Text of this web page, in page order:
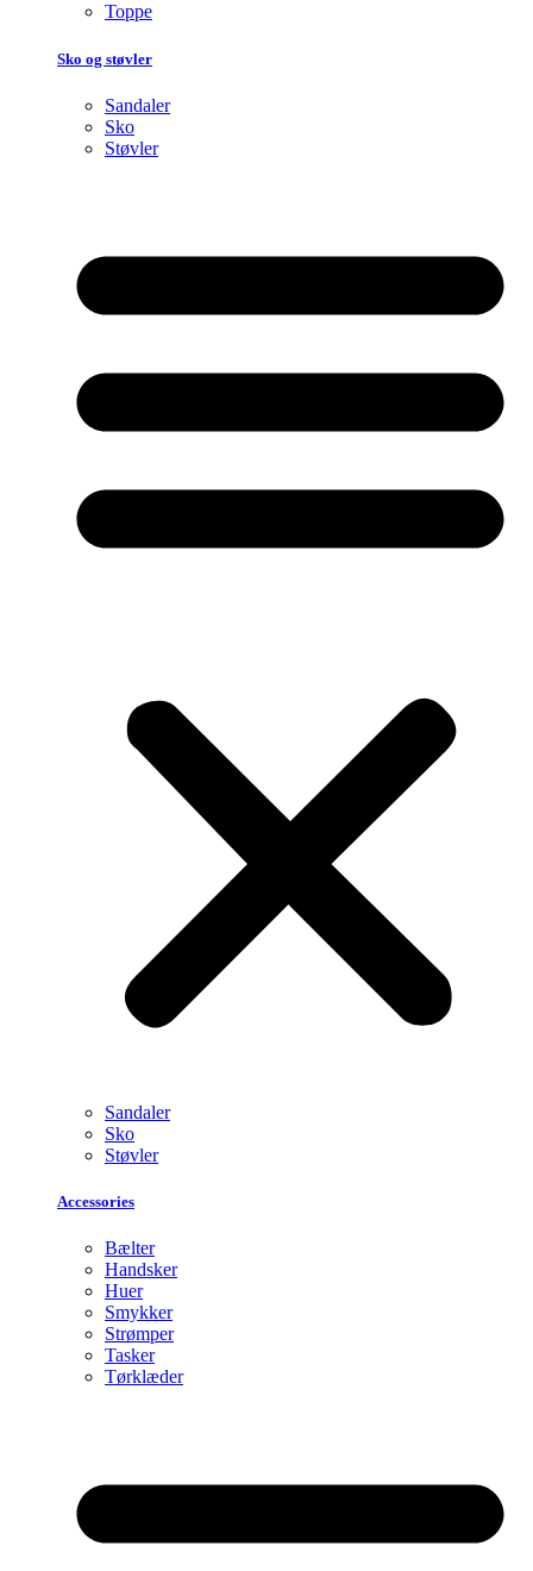
Toppe
Sko og støvler
Sandaler
Sko
Støvler
Sandaler
Sko
Støvler
Accessories
Bælter
Handsker
Huer
Smykker
Strømper
Tasker
Tørklæder